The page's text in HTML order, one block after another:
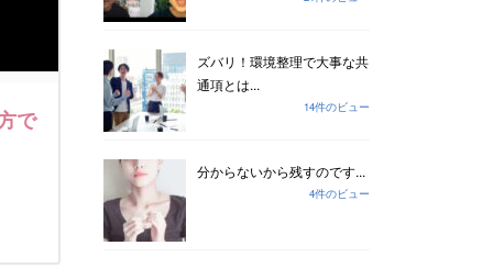
で
ズバリ！環境整理で大事な共
通項とは...
14件のビュー
分からないから残すのです...
4件のビュー